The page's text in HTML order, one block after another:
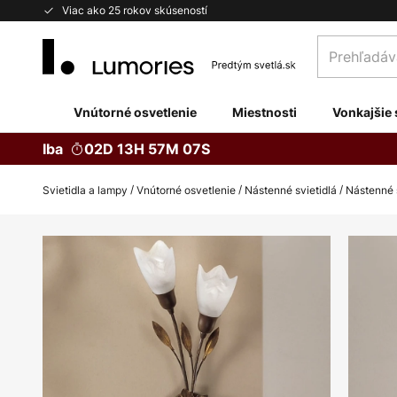
Viac ako 25 rokov skúseností
Skip
obchod
Vnútorné osvetlenie Miestnosti Vonkajšie
Iba 02D 13H 57M 06S
Svietidla a lampy Vnútorné osvetlenie Nástenné svietidlá Nástenné